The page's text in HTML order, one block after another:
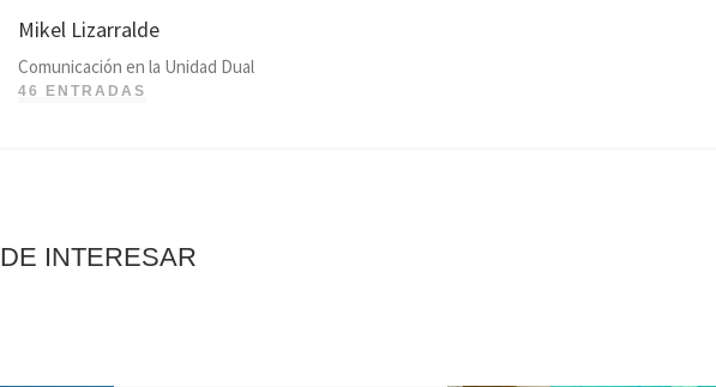
Mikel Lizarralde
Comunicación en la Unidad Dual
46 ENTRADAS
INTERESAR